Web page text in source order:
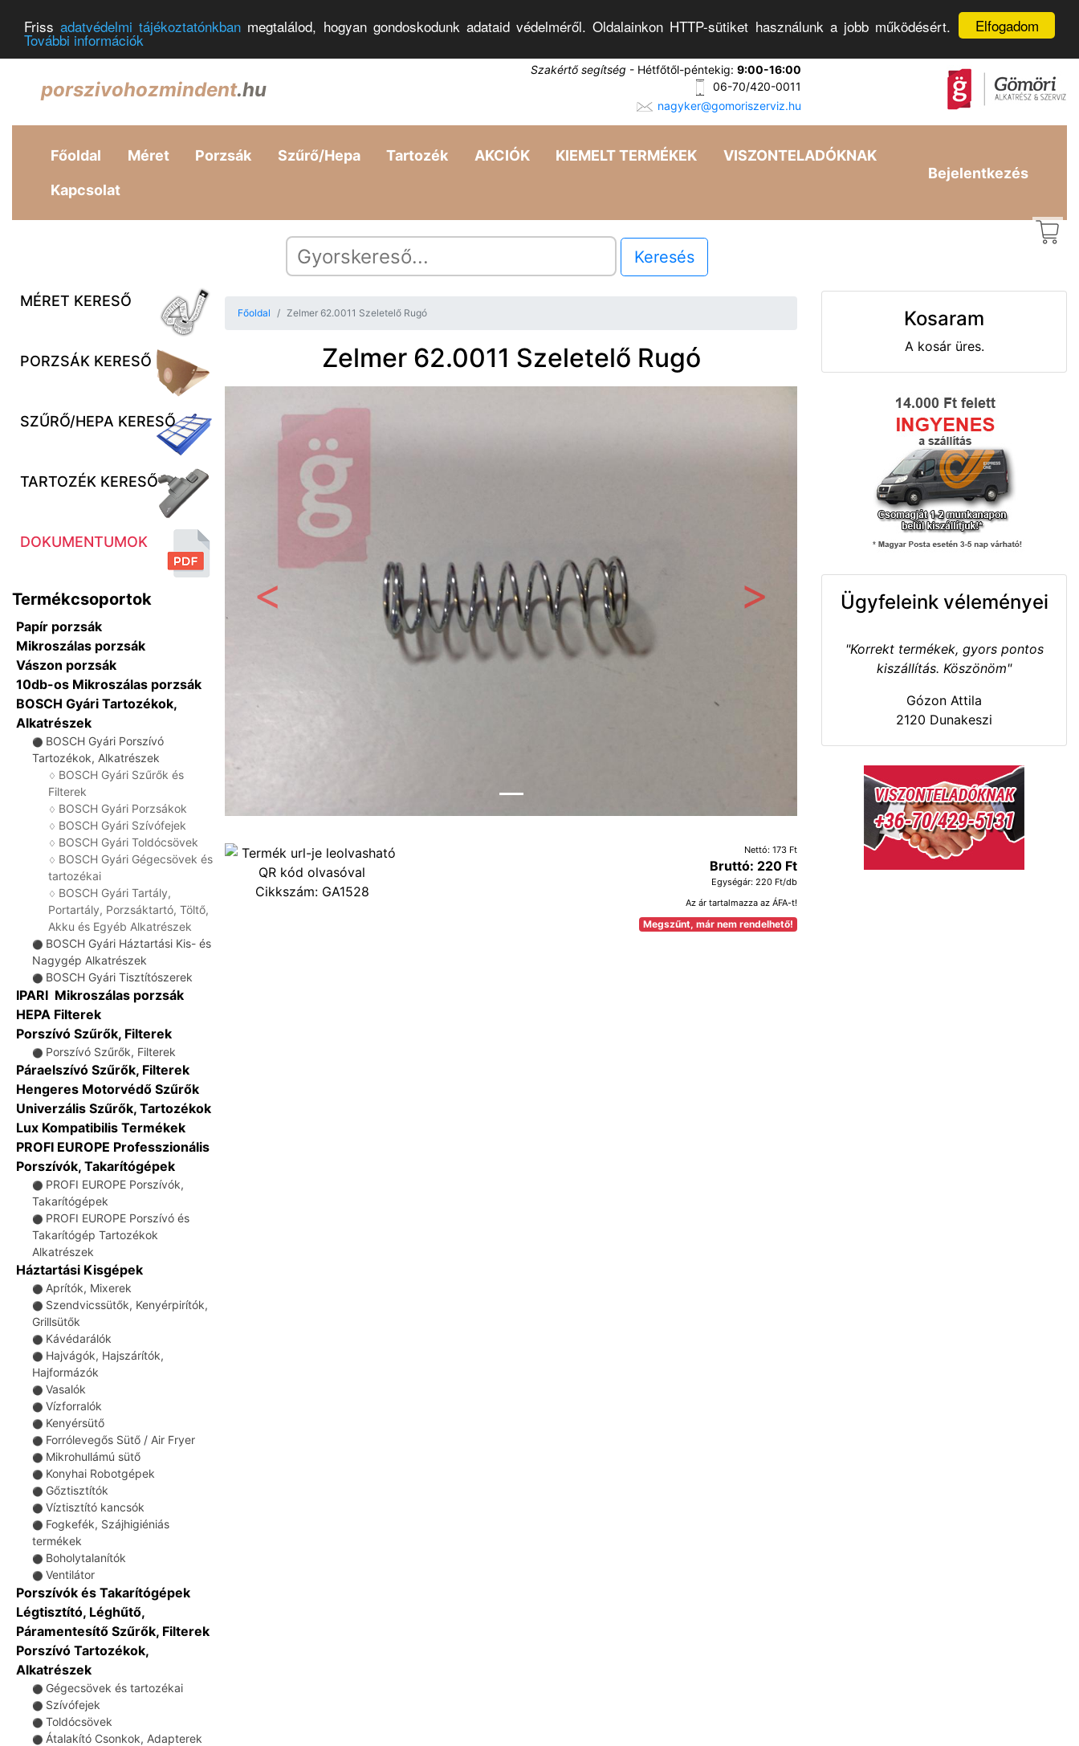
Elfogadom
Frissadatvédelmi tájékoztatónkban megtalálod, hogyan gondoskodunk adataid védelméről. Oldalainkon HTTP-sütiket használunk a jobb működésért.
További információk
porszivohozmindent.hu
Szakértő segítség - Hétfőtől-péntekig: 9:00-16:00
06-70/420-0011
nagyker@gomoriszerviz.hu
Főoldal Méret Porzsák Szűrő/Hepa Tartozék AKCIÓK KIEMELT TERMÉKEK VISZONTELADÓKNAK
Kapcsolat
Bejelentkezés
Keresés
MÉRET KERESŐ
PORZSÁK KERESŐ
SZŰRŐ/HEPA KERESŐ
TARTOZÉK KERESŐ
DOKUMENTUMOK
Termékcsoportok
Papír porzsák
Mikroszálas porzsák
Vászon porzsák
10db-os Mikroszálas porzsák
BOSCH Gyári Tartozékok,
Alkatrészek
⚫ BOSCH Gyári Porszívó
Tartozékok, Alkatrészek
♢ BOSCH Gyári Szűrők és
Filterek
♢ BOSCH Gyári Porzsákok
♢ BOSCH Gyári Szívófejek
♢ BOSCH Gyári Toldócsövek
♢ BOSCH Gyári Gégecsövek és
tartozékai
♢ BOSCH Gyári Tartály,
Portartály, Porzsáktartó, Töltő,
Akku és Egyéb Alkatrészek
⚫ BOSCH Gyári Háztartási Kis- és
Nagygép Alkatrészek
⚫ BOSCH Gyári Tisztítószerek
IPARI Mikroszálas porzsák
HEPA Filterek
Porszívó Szűrők, Filterek
⚫ Porszívó Szűrők, Filterek
Páraelszívó Szűrők, Filterek
Hengeres Motorvédő Szűrők
Univerzális Szűrők, Tartozékok
Lux Kompatibilis Termékek
PROFI EUROPE Professzionális
Porszívók, Takarítógépek
⚫ PROFI EUROPE Porszívók,
Takarítógépek
⚫ PROFI EUROPE Porszívó és
Takarítógép Tartozékok
Alkatrészek
Háztartási Kisgépek
⚫ Aprítók, Mixerek
⚫ Szendvicssütők, Kenyérpirítók,
Grillsütők
⚫ Kávédarálók
⚫ Hajvágók, Hajszárítók,
Hajformázók
⚫ Vasalók
⚫ Vízforralók
⚫ Kenyérsütő
⚫ Forrólevegős Sütő / Air Fryer
⚫ Mikrohullámú sütő
⚫ Konyhai Robotgépek
⚫ Gőztisztítók
⚫ Víztisztító kancsók
⚫ Fogkefék, Szájhigiéniás
termékek
⚫ Boholytalanítók
⚫ Ventilátor
Porszívók és Takarítógépek
Légtisztító, Léghűtő,
Páramentesítő Szűrők, Filterek
Porszívó Tartozékok,
Alkatrészek
⚫ Gégecsövek és tartozékai
⚫ Szívófejek
⚫ Toldócsövek
⚫ Átalakító Csonkok, Adapterek
Főoldal Zelmer 62.0011 Szeletelő Rugó
Zelmer 62.0011 Szeletelő Rugó
Előző
Cikkszám: GA1528
Nettó: 173 Ft
Bruttó: 220 Ft
Egységár: 220 Ft/db
Az ár tartalmazza az ÁFA-t!
Megszűnt, már nem rendelhető!
Kosaram
A kosár üres.
Ügyfeleink véleményei
"Korrekt termékek, gyors pontos
kiszállítás. Köszönöm"
Gózon Attila
2120 Dunakeszi